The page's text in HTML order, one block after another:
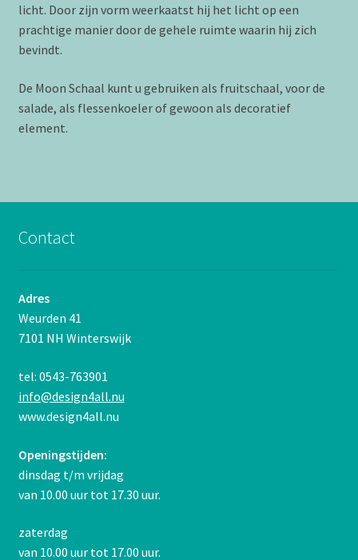
licht. Door zijn vorm weerkaatst hij het licht op een
prachtige manier door de gehele ruimte waarin hij zich
bevindt.
De Moon Schaal kunt u gebruiken als fruitschaal, voor de
salade, als flessenkoeler of gewoon als decoratief
element.
Contact
Adres
Weurden 41
7101 NH Winterswijk
tel: 0543-763901
info@design4all.nu
www.design4all.nu
Openingstijden:
dinsdag t/m vrijdag
van 10.00 uur tot 17.30 uur.
zaterdag
van 10.00 uur tot 17.00 uur.